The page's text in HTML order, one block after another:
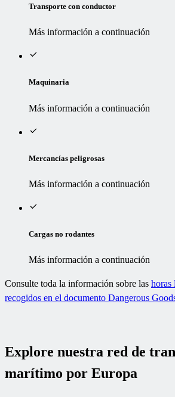
Transporte con conductor
Más información a continuación
Maquinaria
Más información a continuación
Mercancías peligrosas
Más información a continuación
Cargas no rodantes
Más información a continuación
Consulte toda la información sobre las horas
recogidos en el documento Dangerous
Explore nuestra red de
marítimo por Europa